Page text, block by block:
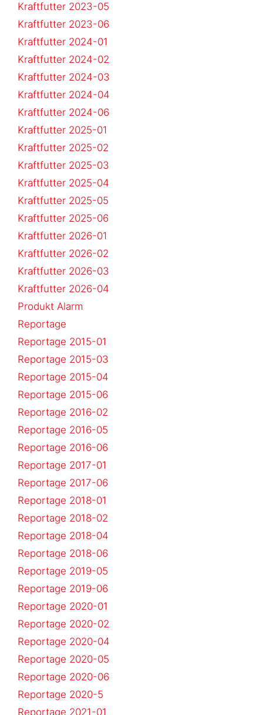
Kraftfutter 2023-05
Kraftfutter 2023-06
Kraftfutter 2024-01
Kraftfutter 2024-02
Kraftfutter 2024-03
Kraftfutter 2024-04
Kraftfutter 2024-06
Kraftfutter 2025-01
Kraftfutter 2025-02
Kraftfutter 2025-03
Kraftfutter 2025-04
Kraftfutter 2025-05
Kraftfutter 2025-06
Kraftfutter 2026-01
Kraftfutter 2026-02
Kraftfutter 2026-03
Kraftfutter 2026-04
Produkt Alarm
Reportage
Reportage 2015-01
Reportage 2015-03
Reportage 2015-04
Reportage 2015-06
Reportage 2016-02
Reportage 2016-05
Reportage 2016-06
Reportage 2017-01
Reportage 2017-06
Reportage 2018-01
Reportage 2018-02
Reportage 2018-04
Reportage 2018-06
Reportage 2019-05
Reportage 2019-06
Reportage 2020-01
Reportage 2020-02
Reportage 2020-04
Reportage 2020-05
Reportage 2020-06
Reportage 2020-5
Reportage 2021-01